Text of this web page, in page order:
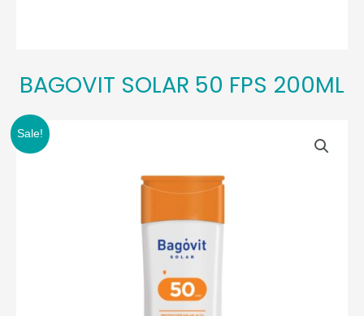
BAGOVIT SOLAR 50 FPS 200ML
Sale!